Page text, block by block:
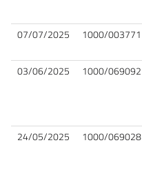
07/07/2025 1000/003771
03/06/2025 1000/069092
24/05/2025 1000/069028